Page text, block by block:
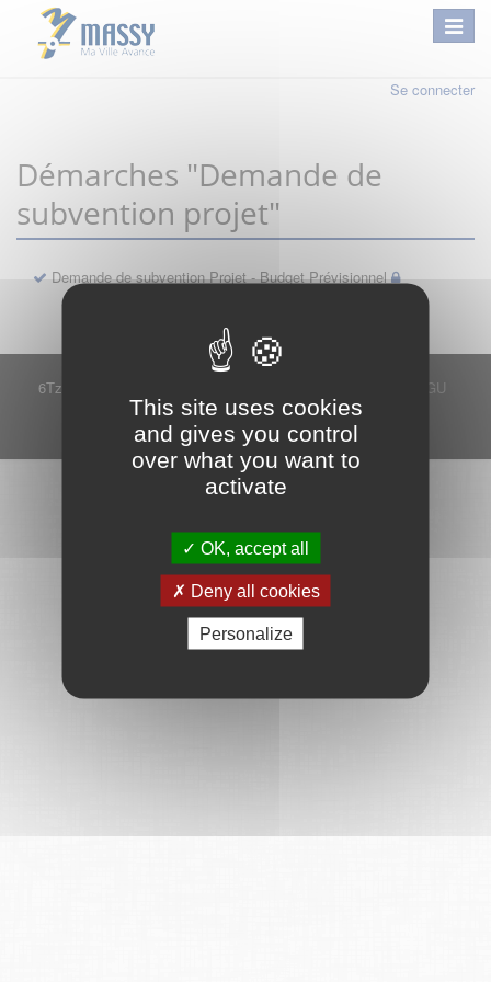
Se connecter
Démarches "Demande de
subvention projet"
Demande de subvention Projet - Budget Prévisionnel
6Tzen ©2015 - Tous droits réservés
CGU
Plan du site
FAQ
Contact
Ce service est proposé par6Tzen
This site uses cookies
and gives you control
over what you want to
activate
OK, accept all
Deny all cookies
Personalize